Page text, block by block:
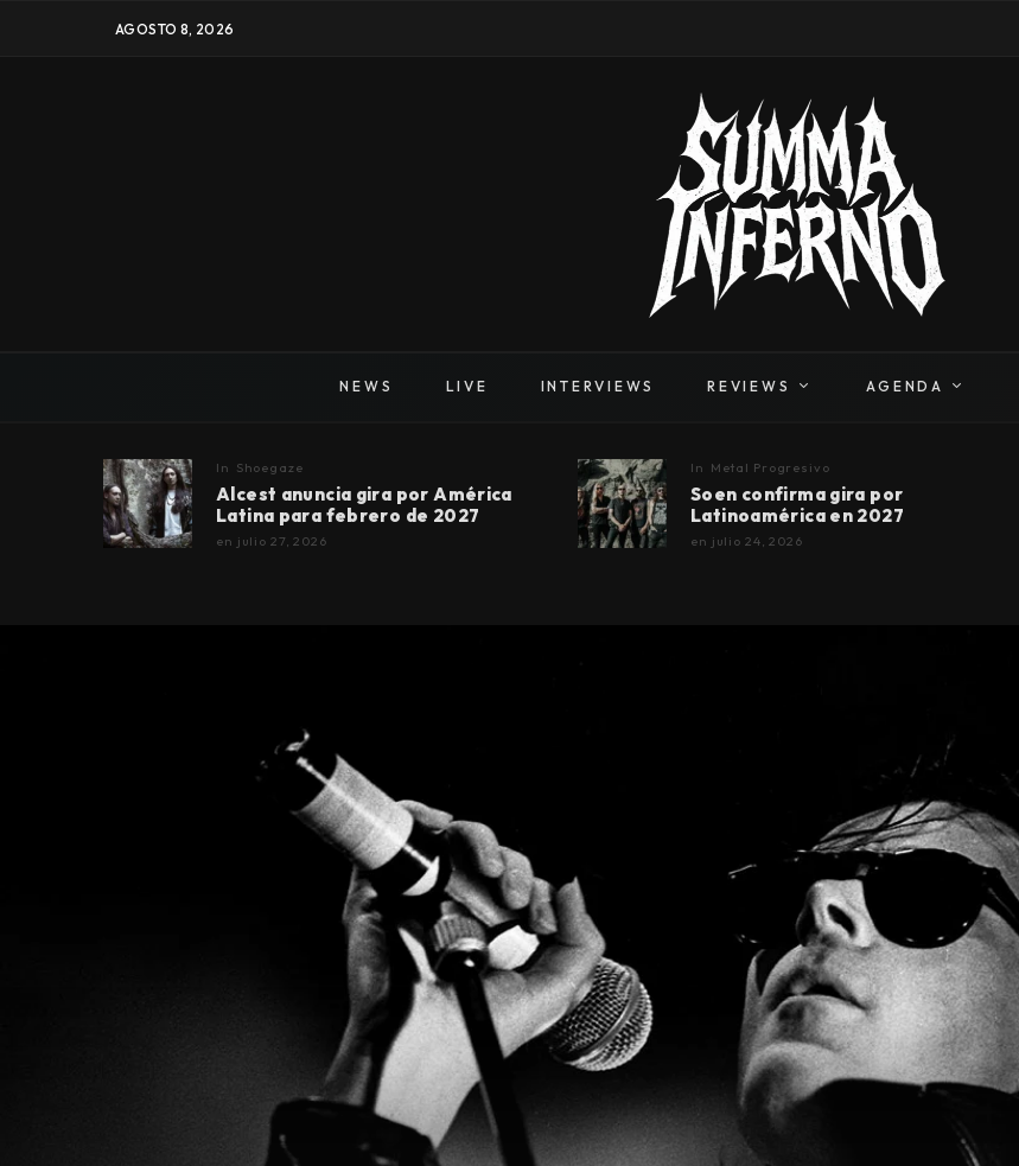
AGOSTO 8, 2026
NEWS LIVE INTERVIEWS REVIEWS AGENDA
In Shoegaze
Alcest anuncia gira por América
Latina para febrero de 2027
en julio 27, 2026
In Metal Progresivo
Soen confirma gira por
Latinoamérica en 2027
en julio 24, 2026